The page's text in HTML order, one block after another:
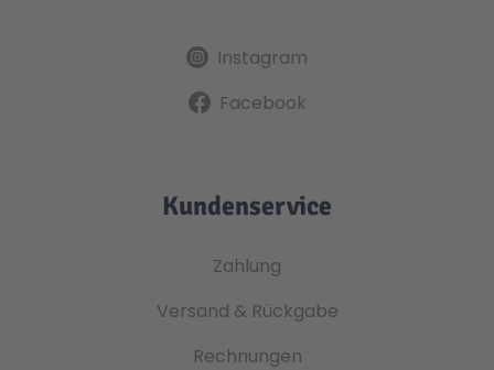
Instagram
Facebook
Kundenservice
Zahlung
Versand & Rückgabe
Rechnungen